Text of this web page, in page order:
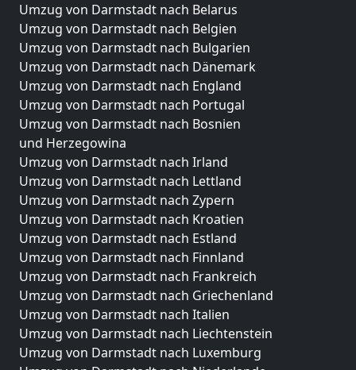
Umzug von Darmstadt nach Belarus
Umzug von Darmstadt nach Belgien
Umzug von Darmstadt nach Bulgarien
Umzug von Darmstadt nach Dänemark
Umzug von Darmstadt nach England
Umzug von Darmstadt nach Portugal
Umzug von Darmstadt nach Bosnien
und Herzegowina
Umzug von Darmstadt nach Irland
Umzug von Darmstadt nach Lettland
Umzug von Darmstadt nach Zypern
Umzug von Darmstadt nach Kroatien
Umzug von Darmstadt nach Estland
Umzug von Darmstadt nach Finnland
Umzug von Darmstadt nach Frankreich
Umzug von Darmstadt nach Griechenland
Umzug von Darmstadt nach Italien
Umzug von Darmstadt nach Liechtenstein
Umzug von Darmstadt nach Luxemburg